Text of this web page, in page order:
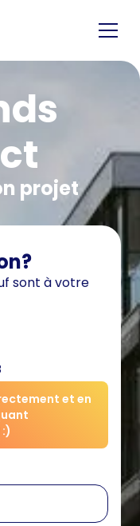
projet
sont à votre
et en